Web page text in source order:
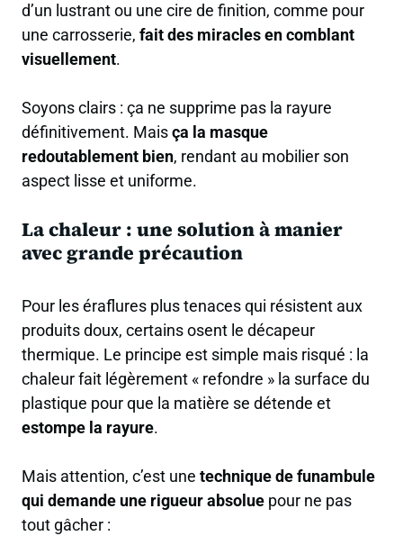
d’un lustrant ou une cire de finition, comme pour
une carrosserie, fait des miracles en comblant
visuellement.
Soyons clairs : ça ne supprime pas la rayure
définitivement. Maisça la masque
redoutablement bien, rendant au mobilier son
aspect lisse et uniforme.
La chaleur : une solution à manier
avec grande précaution
Pour les éraflures plus tenaces qui résistent aux
produits doux, certains osent le décapeur
thermique. Le principe est simple mais risqué : la
chaleur fait légèrement « refondre » la surface du
plastique pour que la matière se détende et
estompe la rayure.
Mais attention, c’est une technique de funambule
qui demande une rigueur absolue pour ne pas
tout gâcher :